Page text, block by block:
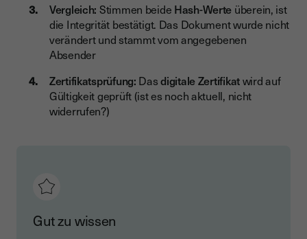
Vergleich: Stimmen beide Hash-Werte überein, ist
die Integrität bestätigt. Das Dokument wurde nicht
verändert und stammt vom angegebenen
Absender
Zertifikatsprüfung: Dasdigitale Zertifikatwird auf
Gültigkeit geprüft (ist es noch aktuell, nicht
widerrufen?)
Gut zu wissen